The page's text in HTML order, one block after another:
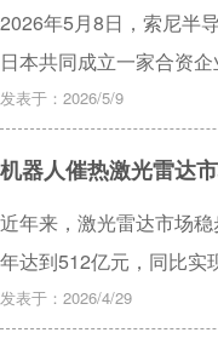
2026年5月8日，索尼半
日本共同成立一家合资
发表于：2026/5/9
机器人催热激光雷达
近年来，激光雷达市场
年达到512亿元，同比实
货量分别有望达到约660
发表于：2026/4/29